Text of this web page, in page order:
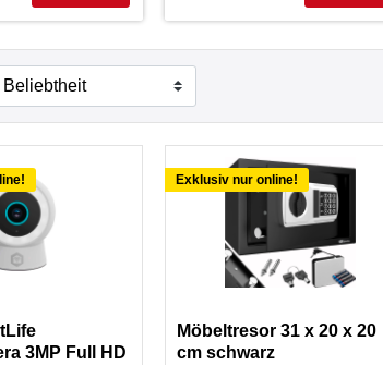
3MP Full HD
Exklusiv nur online!
Möbeltresor 31 x 20 x 20
cm schwarz